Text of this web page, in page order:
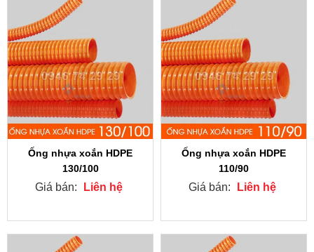
Ống nhựa xoắn HDPE
130/100
Giá bán: Liên hệ
Ống nhựa xoắn HDPE
110/90
Giá bán: Liên hệ